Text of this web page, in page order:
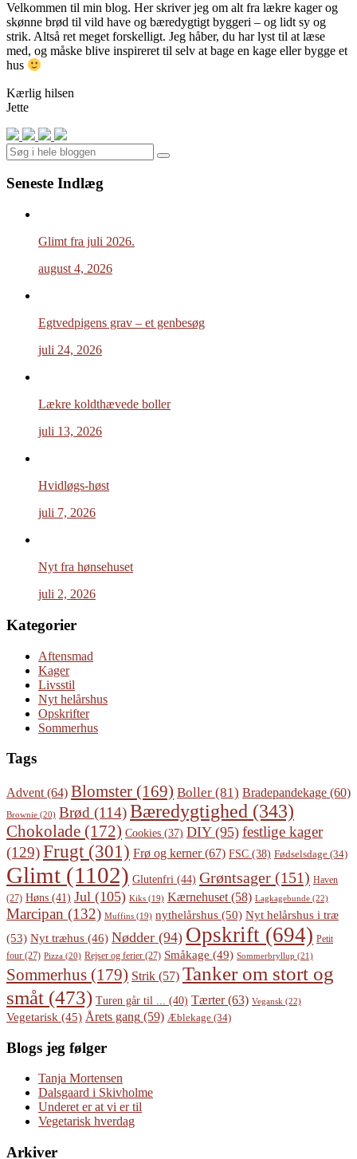
Velkommen til min blog. Her skriver jeg om alt fra lækre kager og
skønne brød til vild have og bæredygtigt byggeri – og lidt sy og
strik. Altså ret meget forskelligt. Jeg håber, du har lyst til at læse
med, og måske blive inspireret til selv at bage en kage eller bygge et
hus
Kærlig hilsen
Jette
Search
Seneste Indlæg
Glimt fra juli 2026.
august 4, 2026
Egtvedpigens grav – et genbesøg
juli 24, 2026
Lækre koldthævede boller
juli 13, 2026
Hvidløgs-høst
juli 7, 2026
Nyt fra hønsehuset
juli 2, 2026
Kategorier
Aftensmad
Kager
Livsstil
Nyt helårshus
Opskrifter
Sommerhus
Tags
Advent (64) Blomster (169) Boller (81) Bradepandekage (60)
Brownie (20) Brød (114)Bæredygtighed (343)
Chokolade (172) Cookies (37) DIY(95) festlige kager
(129)Frugt (301) Frø og kerner(67) FSC (38) Fødselsdage (34)
Glimt (1102) Glutenfri (44) Grøntsager (151) Haven
(27) Høns (41) Jul (105) Kiks (19) Kærnehuset (58) Lagkagebunde (22)
Marcipan (132) Muffins (19) nythelårshus (50) Nyt helårshus i træ
(53) Nyt træhus (46) Nødder (94) Opskrift (694) Petit
four (27) Pizza (20) Rejser og ferier (27) Småkage (49) Sommerbryllup (21)
Sommerhus (179) Strik (57) Tanker om stort og
småt (473) Turen går til ... (40) Tærter(63) Vegansk (22)
Vegetarisk (45) Årets gang (59) Æblekage (34)
Blogs jeg følger
Tanja Mortensen
Dalsgaard i Skivholme
Underet er at vi er til
Vegetarisk hverdag
Arkiver